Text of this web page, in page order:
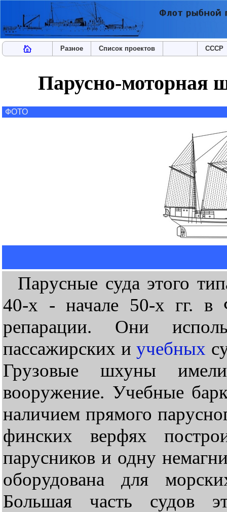
Разное Список проектов СССР
Парусно-моторная
ФОТО
Парусные суда этого
40-х - начале 50-х гг. в
репарации. Они
пассажирских иучебных
Грузовые шхуны
вооружение. Учебные
наличием прямого
финских верфях
парусников и одну
оборудована для
Большая часть судов